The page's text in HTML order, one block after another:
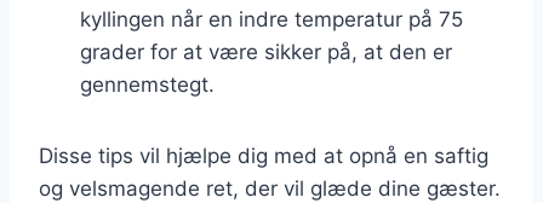
kyllingen når en indre temperatur på 75
grader for at være sikker på, at den er
gennemstegt.
Disse tips vil hjælpe dig med at opnå en saftig
og velsmagende ret, der vil glæde dine gæster.